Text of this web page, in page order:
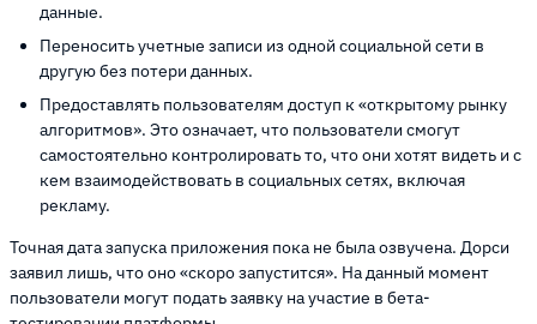
данные.
Переносить учетные записи из одной социальной сети в
другую без потери данных.
Предоставлять пользователям доступ к «открытому рынку
алгоритмов». Это означает, что пользователи смогут
самостоятельно контролировать то, что они хотят видеть и с
кем взаимодействовать в социальных сетях, включая
рекламу.
Точная дата запуска приложения пока не была озвучена. Дорси
заявил лишь, что оно «скоро запустится». На данный момент
пользователи могут подать заявку на участие в бета-